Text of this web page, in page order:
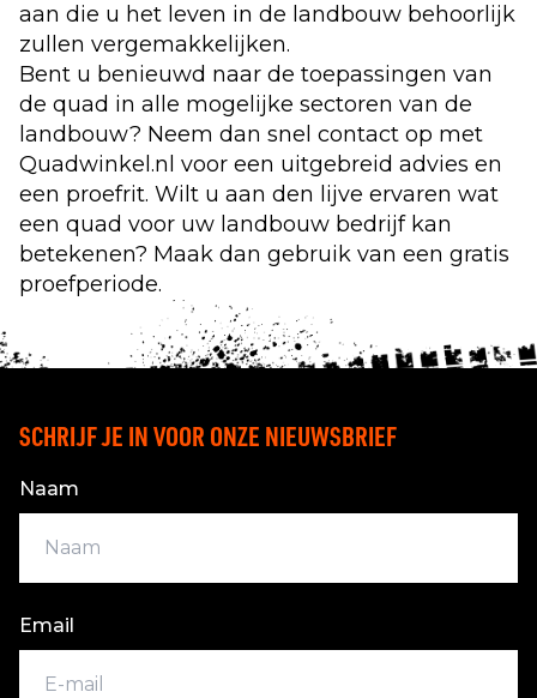
aan die u het leven in de landbouw behoorlijk
zullen vergemakkelijken.
Bent u benieuwd naar de toepassingen van
de quad in alle mogelijke sectoren van de
landbouw? Neem dan snel contact op met
Quadwinkel.nl voor een uitgebreid advies en
een proefrit. Wilt u aan den lijve ervaren wat
een quad voor uw landbouw bedrijf kan
betekenen? Maak dan gebruik van een gratis
proefperiode.
SCHRIJF JE IN VOOR ONZE NIEUWSBRIEF
Naam
Email